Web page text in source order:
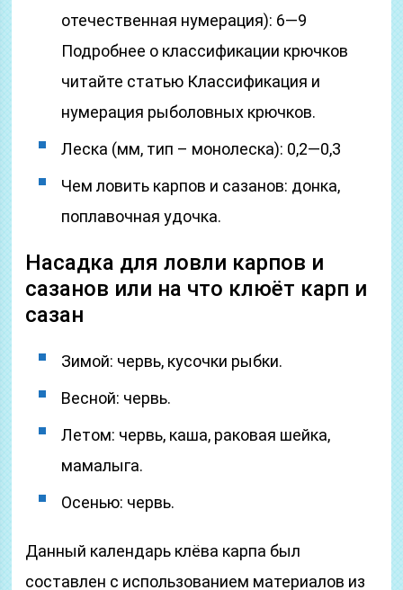
отечественная нумерация): 6—9
Подробнее о классификации крючков
читайте статью Классификация и
нумерация рыболовных крючков.
Леска (мм, тип – монолеска): 0,2—0,3
Чем ловить карпов и сазанов: донка,
поплавочная удочка.
Насадка для ловли карпов и
сазанов или на что клюёт карп и
сазан
Зимой: червь, кусочки рыбки.
Весной: червь.
Летом: червь, каша, раковая шейка,
мамалыга.
Осенью: червь.
Данный календарь клёва карпа был
составлен с использованием материалов из